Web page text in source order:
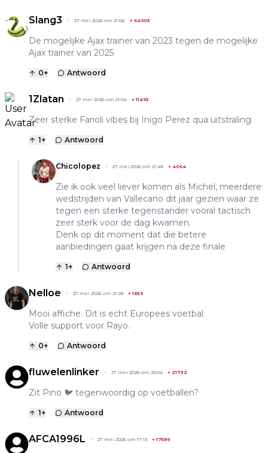
Slang3 27 mei 2026 om 21:06 + 64903
De mogelijke Ajax trainer van 2023 tegen de mogelijke
Ajax trainer van 2025
0+ Antwoord
1Zlatan 27 mei 2026 om 21:04 +11493
Zeer sterke Farioli vibes bij Inigo Perez qua uitstraling
1+ Antwoord
Chicolopez 27 mei 2026 om 21:48 + 4064
Zie ik ook veel liever komen als Michel, meerdere
wedstrijden van Vallecano dit jaar gezien waar ze
tegen een sterke tegenstander vooral tactisch
zeer sterk voor de dag kwamen.
Denk op dit moment dat die betere
aanbiedingen gaat krijgen na deze finale
1+ Antwoord
Nelloe 27 mei 2026 om 21:03 +1839
Mooi affiche. Dit is echt Europees voetbal.
Volle support voor Rayo.
0+ Antwoord
fluwelenlinker 27 mei 2026 om 20:54 + 21732
Zit Pino 🐦 tegenwoordig op voetballen?
1+ Antwoord
AFCA1996L 27 mei 2026 om 17:13 +17589